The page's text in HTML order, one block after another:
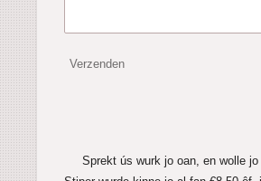
Verzenden
Sprekt ús wurk jo oan, en wolle jo